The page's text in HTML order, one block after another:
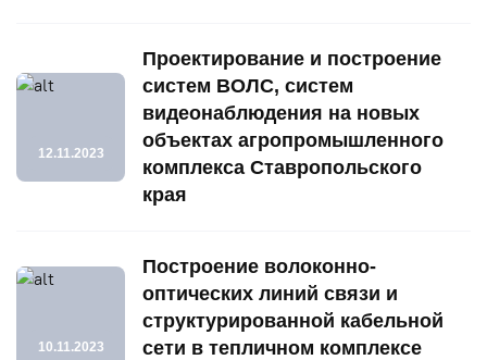
12.11.2023
Проектирование и построение
систем ВОЛС, систем
видеонаблюдения на новых
объектах агропромышленного
комплекса Ставропольского
края
10.11.2023
Построение волоконно-
оптических линий связи и
структурированной кабельной
сети в тепличном комплексе